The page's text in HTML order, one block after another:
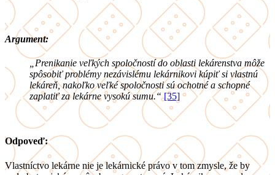
Argument:
„Prenikanie veľkých spoločností do oblasti lekárenstva môže
spôsobiť problémy nezávislému lekárnikovi kúpiť si vlastnú
lekáreň, nakoľko veľké spoločnosti sú ochotné a schopné
zaplatiť za lekárne vysokú sumu.“[35]
Odpoveď:
Vlastníctvo lekárne nie je lekárnické právo v tom zmysle, že by